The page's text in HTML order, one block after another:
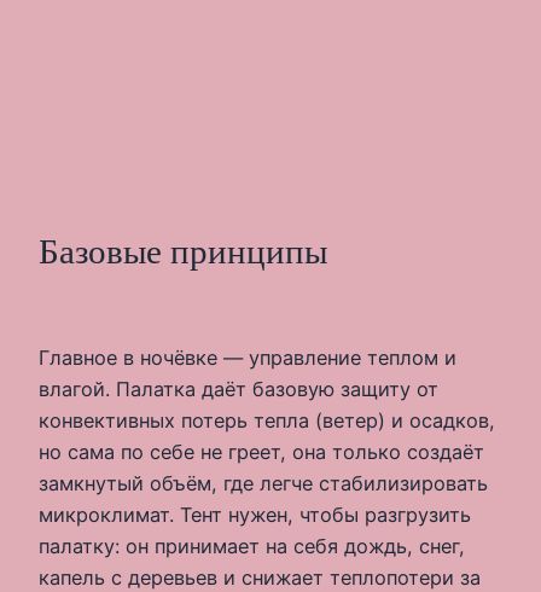
Базовые принципы
Главное в ночёвке — управление теплом и
влагой. Палатка даёт базовую защиту от
конвективных потерь тепла (ветер) и осадков,
но сама по себе не греет, она только создаёт
замкнутый объём, где легче стабилизировать
микроклимат. Тент нужен, чтобы разгрузить
палатку: он принимает на себя дождь, снег,
капель с деревьев и снижает теплопотери за